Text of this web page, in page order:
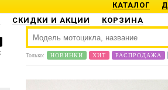
КАТАЛОГ
СКИДКИ И АКЦИИ КОРЗИНА
Только: НОВИНКИ ХИТ РАСПРОДАЖА